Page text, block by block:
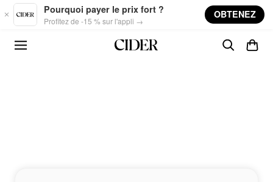
Skip to main content
Pourquoi payer le prix fort ?
Profitez de -15 % sur l'appli →
OBTENEZ